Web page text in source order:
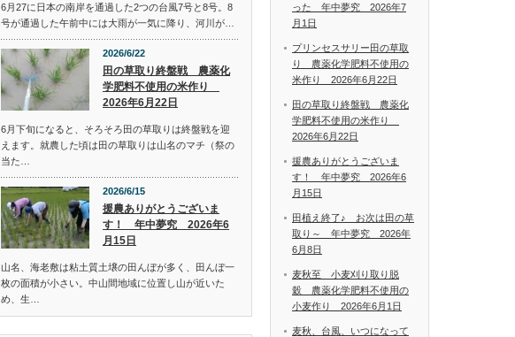
6月27に日本の南岸を通過した2つの台風7号と8号。8
号が通過した午前中には大雨が一気に降り、河川が…
2026/6/22
田の草取り終盤戦 農薬化
学肥料不使用の米作り
2026年6月22日
6月下旬になると、そろそろ田の草取りは終盤戦を迎
えます。就農した頃は田の草取りは山名のマチ（祭の
当た…
2026/6/15
援農ありがとうございま
す！ 年中夢究 2026年6
月15日
山名、海老敷は粘土質土壌の田んぼが多く、田んぼ一
枚の面積が小さい。中山間地域に位置し山が近いた
め、生…
った 年中夢究 2026年7
月1日
プリンセスサリー田の草取
り 農薬化学肥料不使用の
米作り 2026年6月22日
田の草取り終盤戦 農薬化
学肥料不使用の米作り
2026年6月22日
援農ありがとうございま
す！ 年中夢究 2026年6
月15日
田植え終了♪ お次は田の草
取り～ 年中夢究 2026年
6月8日
麦秋至 小麦刈り取り脱
穀 農薬化学肥料不使用の
小麦作り 2026年6月1日
麦秋、台風、いつになって